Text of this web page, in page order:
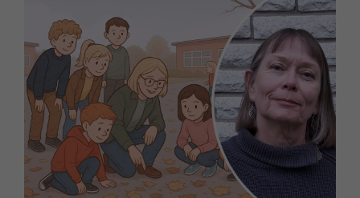
Nödvändiga
Dessa kakor
går inte att
välja bort. De
behövs för